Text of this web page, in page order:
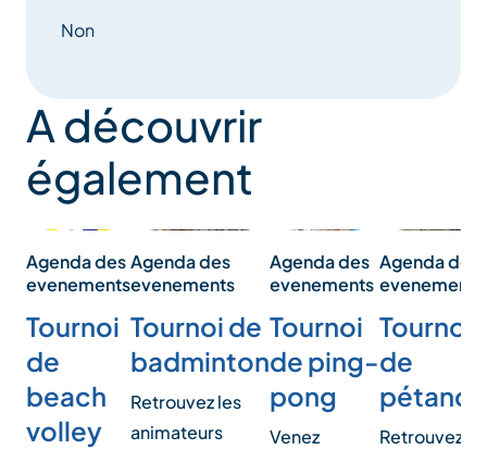
Non
A découvrir
également
Agenda des
evenements
Tournoi
de
beach
volley
Agenda des
evenements
Tournoi de
badminton
Retrouvez les
animateurs
Agenda des
evenements
Tournoi
de ping-
pong
Venez
Agenda des
evenements
Tournoi
de
Retrouvez